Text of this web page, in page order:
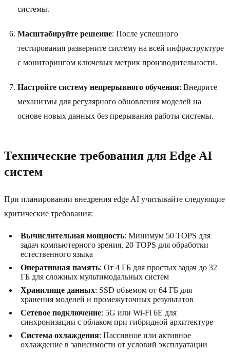
системы.
Масштабируйте решение: После успешного
тестирования разверните систему на всей инфраструктуре
с мониторингом ключевых метрик производительности.
Настройте систему непрерывного обучения: Внедрите
механизмы для регулярного обновления моделей на
основе новых данных без прерывания работы системы.
Технические требования для Edge AI
систем
При планировании внедрения edge AI учитывайте следующие
критические требования:
Вычислительная мощность: Минимум 50 TOPS для
задач компьютерного зрения, 20 TOPS для обработки
естественного языка
Оперативная память: От 4 ГБ для простых задач до 32
ГБ для сложных мультимодальных систем
Хранилище данных: SSD объемом от 64 ГБ для
хранения моделей и промежуточных результатов
Сетевое подключение: 5G или Wi-Fi 6E для
синхронизации с облаком при гибридной архитектуре
Система охлаждения: Пассивное или активное
охлаждение в зависимости от условий эксплуатации